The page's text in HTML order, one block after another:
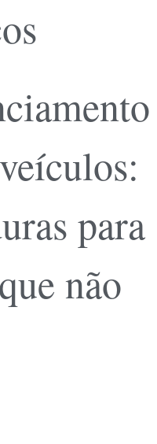
para
não